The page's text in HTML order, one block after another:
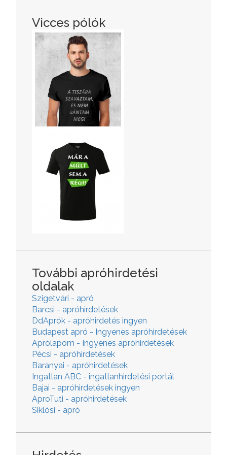
Vicces pólók
További apróhirdetési
oldalak
Szigetvári - apró
Barcsi - apróhirdetések
DdAprók - apróhirdetés ingyen
Budapest apró - Ingyenes apróhirdetések
Aprólapom - Ingyenes apróhirdetések
Pécsi - apróhirdetések
Baranyai - apróhirdetések
Ingatlan ABC - ingatlanhirdetési portál
Bajai - apróhirdetések ingyen
AproTuti - apróhirdetések
Siklósi - apró